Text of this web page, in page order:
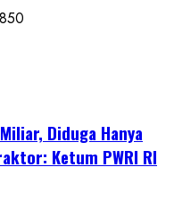
Diduga Hanya
Ketum PWRI RI